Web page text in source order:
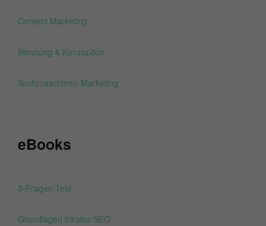
Content Marketing
Beratung & Konzeption
Suchmaschinen-Marketing
eBooks
3-Fragen-Test
Grundlagen lokales SEO